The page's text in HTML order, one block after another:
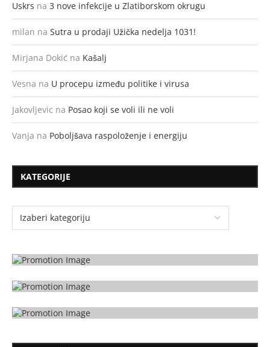
Uskrs na 3 nove infekcije u Zlatiborskom okrugu
milan na Sutra u prodaji Užička nedelja 1031!
Mirjana Dokić na Kašalj
Vesna na U procepu između politike i virusa
Jakovljevic na Posao koji se voli ili ne voli
Vanja na Poboljšava raspoloženje i energiju
KATEGORIJE